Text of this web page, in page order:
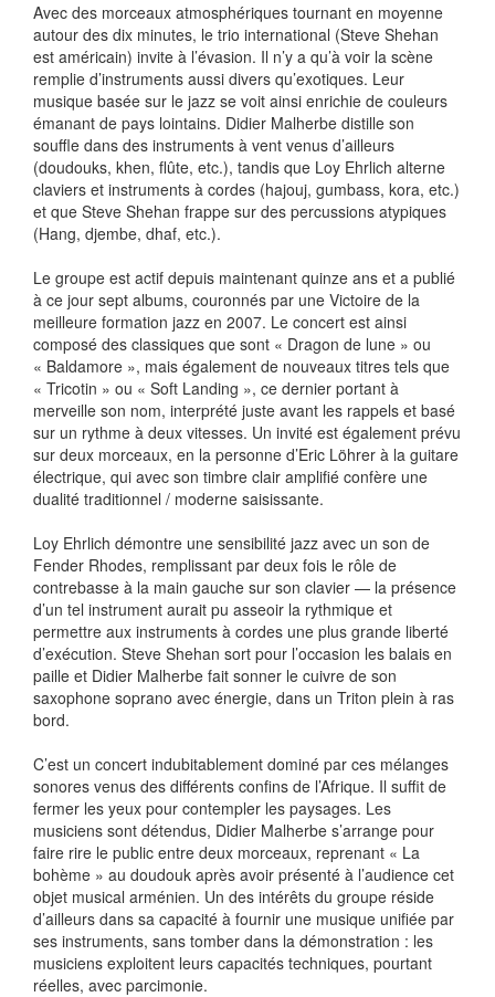
Avec des morceaux atmosphériques tournant en moyenne
autour des dix minutes, le trio international (Steve Shehan
est américain) invite à l’évasion. Il n’y a qu’à voir la scène
remplie d’instruments aussi divers qu’exotiques. Leur
musique basée sur le jazz se voit ainsi enrichie de couleurs
émanant de pays lointains. Didier Malherbe distille son
souffle dans des instruments à vent venus d’ailleurs
(doudouks, khen, flûte, etc.), tandis que Loy Ehrlich alterne
claviers et instruments à cordes (hajouj, gumbass, kora, etc.)
et que Steve Shehan frappe sur des percussions atypiques
(Hang, djembe, dhaf, etc.).
Le groupe est actif depuis maintenant quinze ans et a publié
à ce jour sept albums, couronnés par une Victoire de la
meilleure formation jazz en 2007. Le concert est ainsi
composé des classiques que sont « Dragon de lune » ou
« Baldamore », mais également de nouveaux titres tels que
« Tricotin » ou « Soft Landing », ce dernier portant à
merveille son nom, interprété juste avant les rappels et basé
sur un rythme à deux vitesses. Un invité est également prévu
sur deux morceaux, en la personne d’Eric Löhrer à la guitare
électrique, qui avec son timbre clair amplifié confère une
dualité traditionnel / moderne saisissante.
Loy Ehrlich démontre une sensibilité jazz avec un son de
Fender Rhodes, remplissant par deux fois le rôle de
contrebasse à la main gauche sur son clavier — la présence
d’un tel instrument aurait pu asseoir la rythmique et
permettre aux instruments à cordes une plus grande liberté
d’exécution. Steve Shehan sort pour l’occasion les balais en
paille et Didier Malherbe fait sonner le cuivre de son
saxophone soprano avec énergie, dans un Triton plein à ras
bord.
C’est un concert indubitablement dominé par ces mélanges
sonores venus des différents confins de l’Afrique. Il suffit de
fermer les yeux pour contempler les paysages. Les
musiciens sont détendus, Didier Malherbe s’arrange pour
faire rire le public entre deux morceaux, reprenant « La
bohème » au doudouk après avoir présenté à l’audience cet
objet musical arménien. Un des intérêts du groupe réside
d’ailleurs dans sa capacité à fournir une musique unifiée par
ses instruments, sans tomber dans la démonstration : les
musiciens exploitent leurs capacités techniques, pourtant
réelles, avec parcimonie.